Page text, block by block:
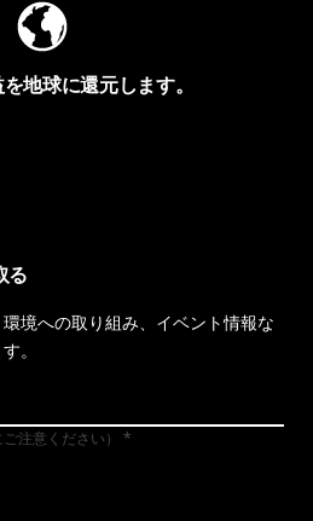
地球に還元します。
る
境への取り組み、イベント情報な
。
注意ください）